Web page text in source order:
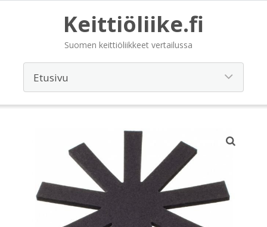
Keittiöliike.fi
Suomen keittiöliikkeet vertailussa